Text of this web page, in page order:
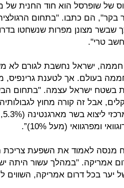
של שופרסל הוא חוד החנית של
בקר", הם כתבו. "בתחום
שבשר מצונן מפרות שנשחטו
בעולם. אך לטענת גרינפיס,
בשטח ישראל עצמה. "בתחום
אבל זה קורה מחוץ
מנסה לאמוד את השפעת צריכת
אמריקה. "במהלך עשור היתה